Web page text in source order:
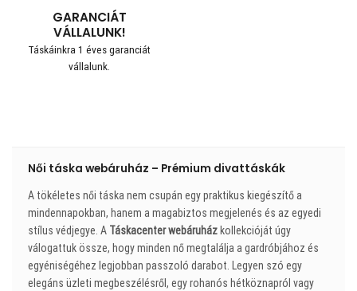
GARANCIÁT
VÁLLALUNK!
Táskáinkra 1 éves garanciát
vállalunk.
Női táska webáruház – Prémium divattáskák
A tökéletes női táska nem csupán egy praktikus kiegészítő a
mindennapokban, hanem a magabiztos megjelenés és az egyedi
stílus védjegye. A Táskacenter webáruház kollekcióját úgy
válogattuk össze, hogy minden nő megtalálja a gardróbjához és
egyéniségéhez legjobban passzoló darabot. Legyen szó egy
elegáns üzleti megbeszélésről, egy rohanós hétköznapról vagy